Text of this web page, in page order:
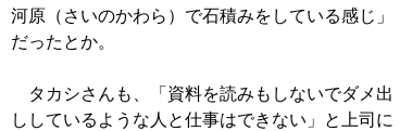
河原（さいのかわら）で石積みをしている感じ」
だったとか。
タカシさんも、「資料を読みもしないでダメ出
ししているような人と仕事はできない」と上司に